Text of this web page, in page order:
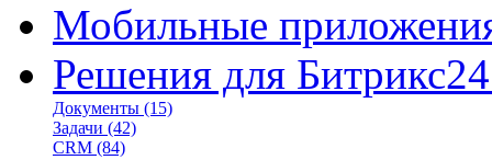
Мобильные
Решения для Битрикс24
Документы (15)
Задачи (42)
CRM (84)